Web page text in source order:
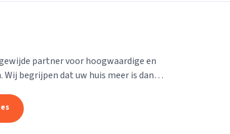
partner voor hoogwaardige en
begrijpen dat uw huis meer is dan